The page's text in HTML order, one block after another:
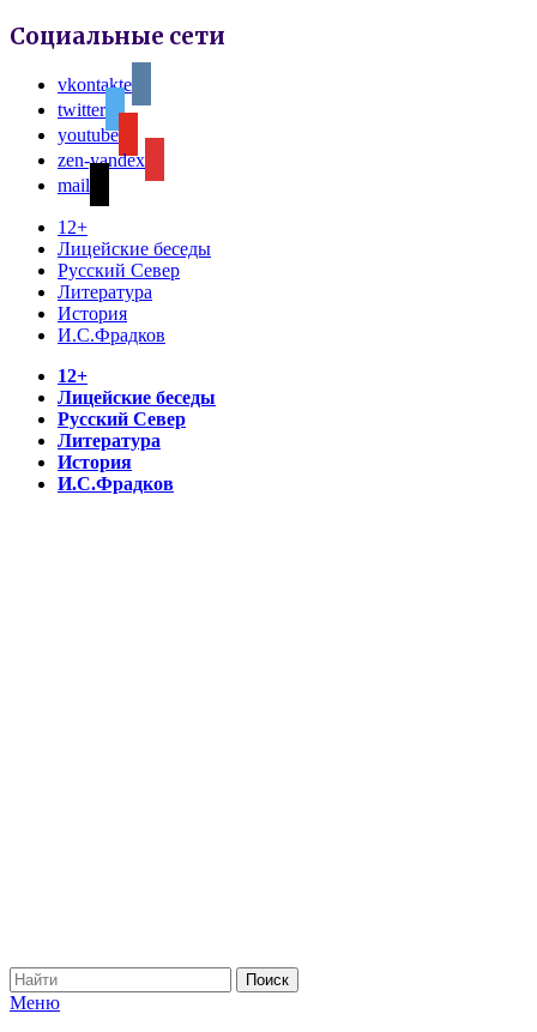
Социальные сети
vkontakte
twitter
youtube
zen-yandex
mail
12+
Лицейские беседы
Русский Север
Литература
История
И.С.Фрадков
12+
Лицейские беседы
Русский Север
Литература
История
И.С.Фрадков
Меню